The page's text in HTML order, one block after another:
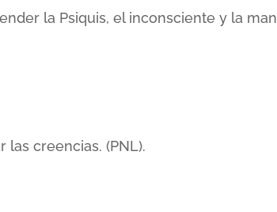
la Psiquis, el inconsciente y la
creencias. (PNL).